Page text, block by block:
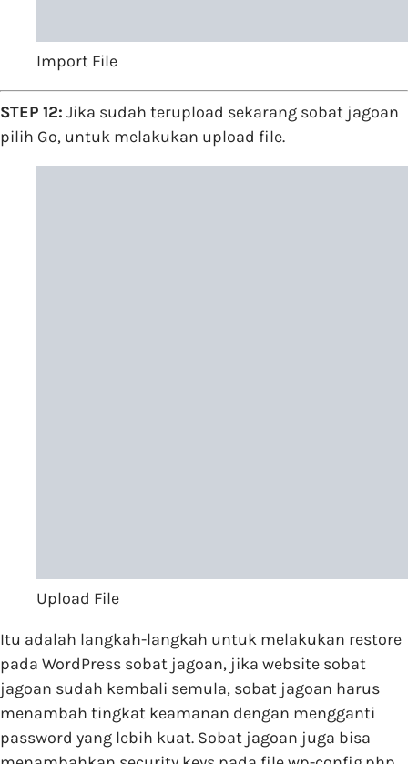
Import File
STEP 12: Jika sudah terupload sekarang sobat jagoan
pilih Go, untuk melakukan upload file.
Upload File
Itu adalah langkah-langkah untuk melakukan restore
pada WordPress sobat jagoan, jika website sobat
jagoan sudah kembali semula, sobat jagoan harus
menambah tingkat keamanan dengan mengganti
password yang lebih kuat. Sobat jagoan juga bisa